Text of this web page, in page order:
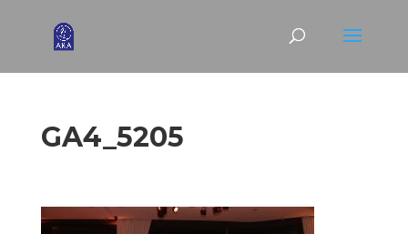
GA4_5205